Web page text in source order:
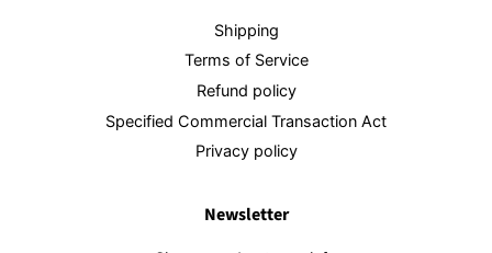
Shipping
Terms of Service
Refund policy
Specified Commercial Transaction Act
Privacy policy
Newsletter